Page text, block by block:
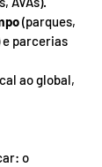
(parques,
parcerias
ao global,
o